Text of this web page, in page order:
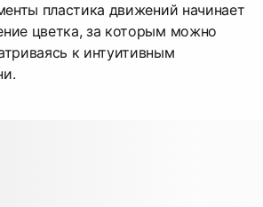
пластика движений начинает
цветка, за которым можно
к интуитивным